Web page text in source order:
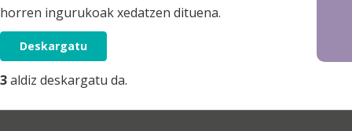
horren ingurukoak xedatzen dituena.
Deskargatu
3aldiz deskargatu da.